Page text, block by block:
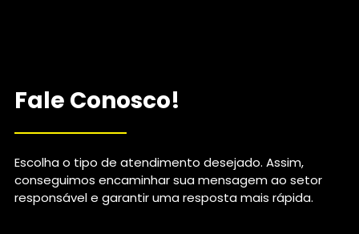
Fale Conosco!
Escolha o tipo de atendimento desejado. Assim,
conseguimos encaminhar sua mensagem ao setor
responsável e garantir uma resposta mais rápida.